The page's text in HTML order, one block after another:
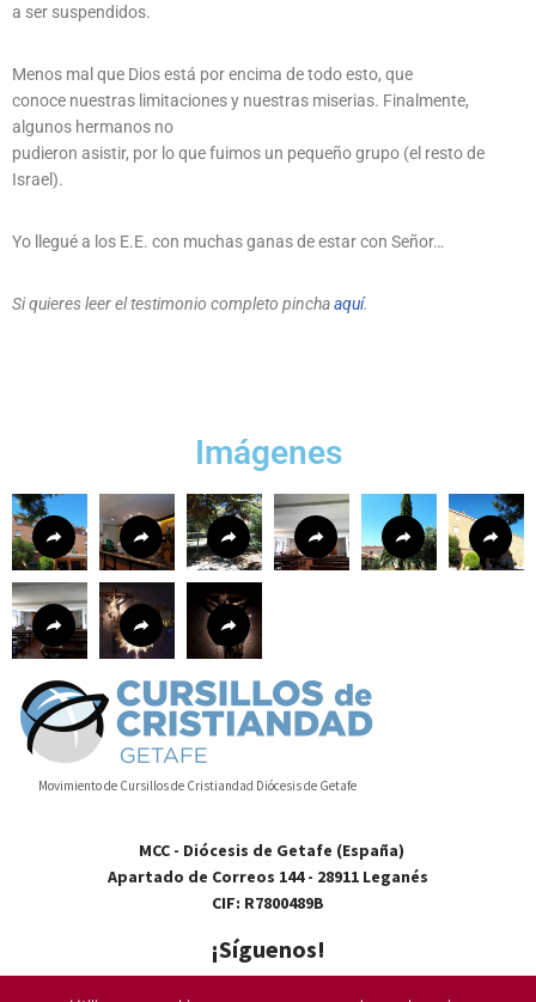
a ser suspendidos.
Menos mal que Dios está por encima de todo esto, que
conoce nuestras limitaciones y nuestras miserias. Finalmente,
algunos hermanos no
pudieron asistir, por lo que fuimos un pequeño grupo (el resto de
Israel).
Yo llegué a los E.E. con muchas ganas de estar con Señor…
Si quieres leer el testimonio completo pinchaaquí.
Imágenes
Movimiento de Cursillos de Cristiandad Diócesis de Getafe
MCC - Diócesis de Getafe (España)
Apartado de Correos 144 - 28911 Leganés
CIF: R7800489B
¡Síguenos!